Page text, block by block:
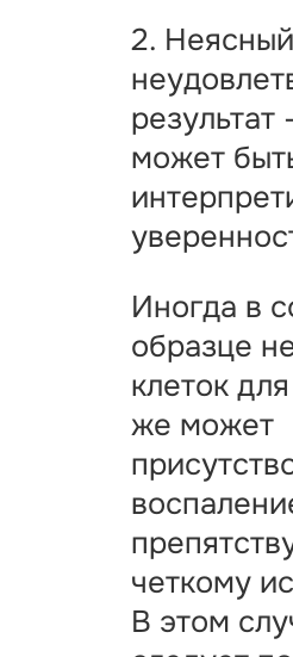
2.
может
Иногда в
образце
клеток
же может
четкому
В этом